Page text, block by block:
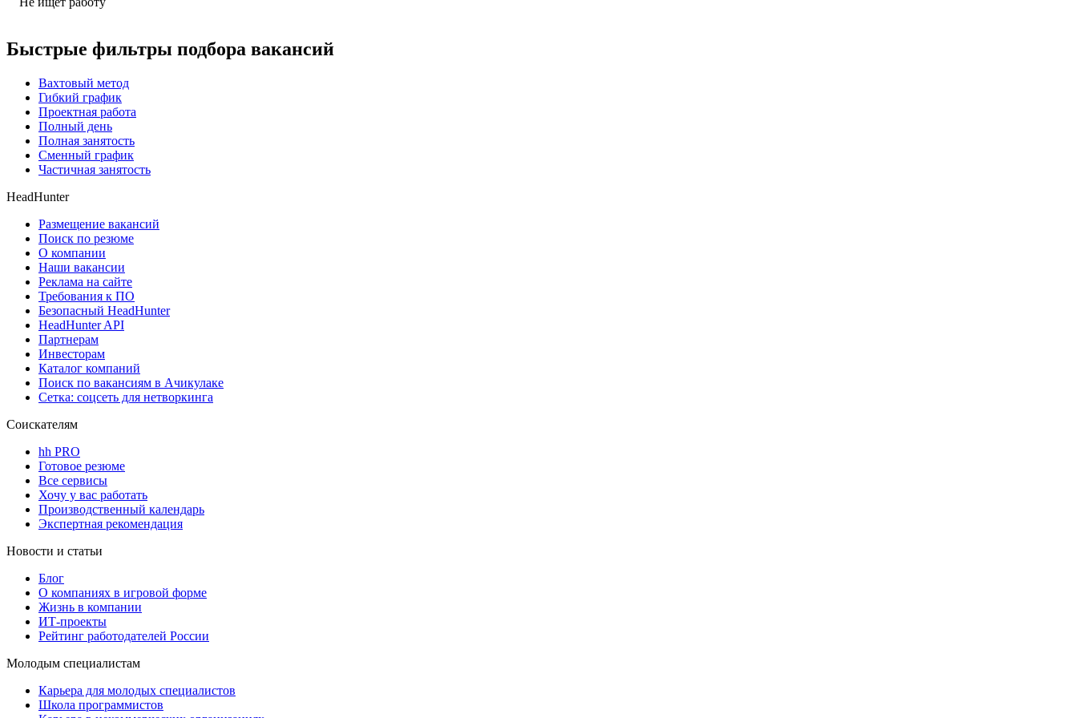
Быстрые фильтры подбора вакансий
Вахтовый метод
Гибкий график
Проектная работа
Полный день
Полная занятость
Сменный график
Частичная занятость
HeadHunter
Размещение вакансий
Поиск по резюме
О компании
Наши вакансии
Реклама на сайте
Требования к ПО
Безопасный HeadHunter
HeadHunter API
Партнерам
Инвесторам
Каталог компаний
Поиск по вакансиям в Ачикулаке
Сетка: соцсеть для нетворкинга
Соискателям
hh PRO
Готовое резюме
Все сервисы
Хочу у вас работать
Производственный календарь
Экспертная рекомендация
Новости и статьи
Блог
О компаниях в игровой форме
Жизнь в компании
ИТ-проекты
Рейтинг работодателей России
Молодым специалистам
Карьера для молодых специалистов
Школа программистов